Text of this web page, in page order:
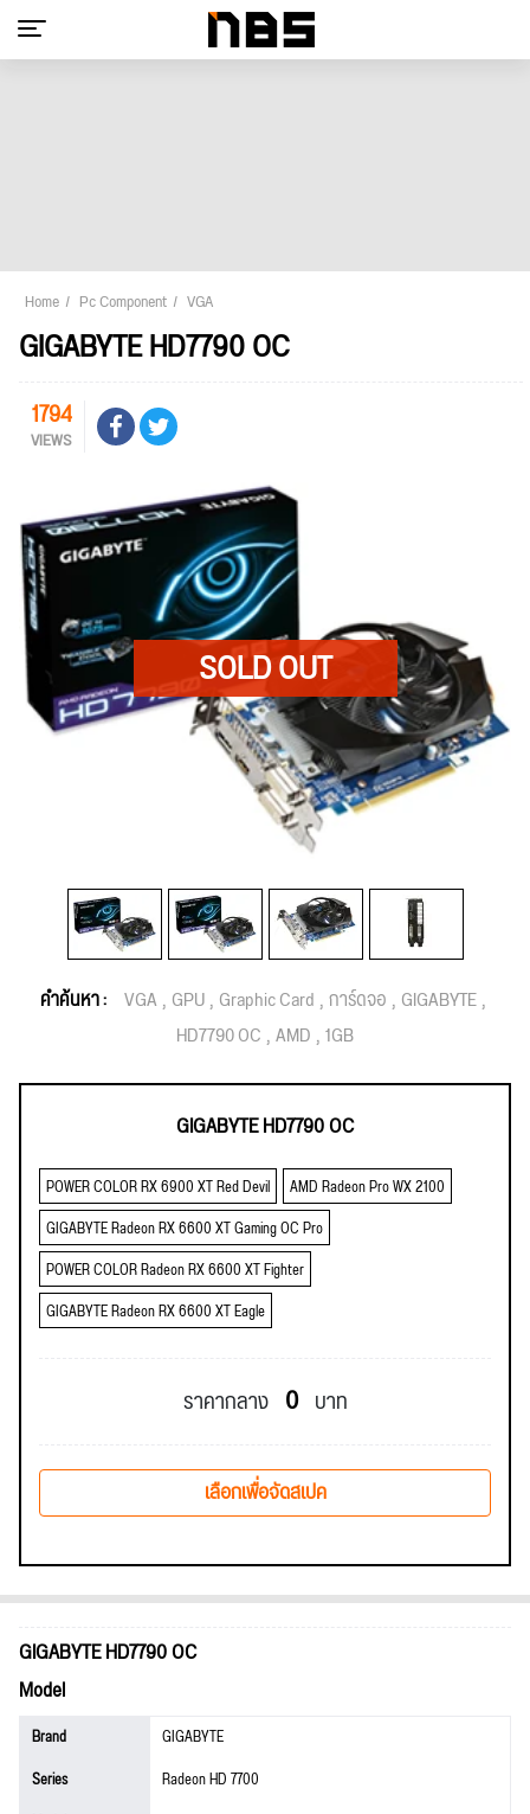
Home Pc Component VGA
GIGABYTE HD7790 OC
1794
VIEWS
คำค้นหา : VGA GPU Graphic Card การ์ดจอ GIGABYTE
HD7790 OC AMD 1GB
GIGABYTE HD7790 OC
POWER COLOR RX 6900 XT Red Devil
AMD Radeon Pro WX 2100
GIGABYTE Radeon RX 6600 XT Gaming OC Pro
POWER COLOR Radeon RX 6600 XT Fighter
GIGABYTE Radeon RX 6600 XT Eagle
ราคากลาง 0 บาท
เลือกเพื่อจัดสเปค
GIGABYTE HD7790 OC
Model
Brand
GIGABYTE
Series
Radeon HD 7700